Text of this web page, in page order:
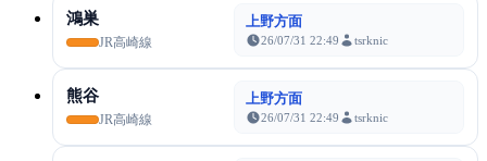
鴻巣
JR高崎線
上野方面
26/07/31 22:49 tsrknic
熊谷
JR高崎線
上野方面
26/07/31 22:49 tsrknic